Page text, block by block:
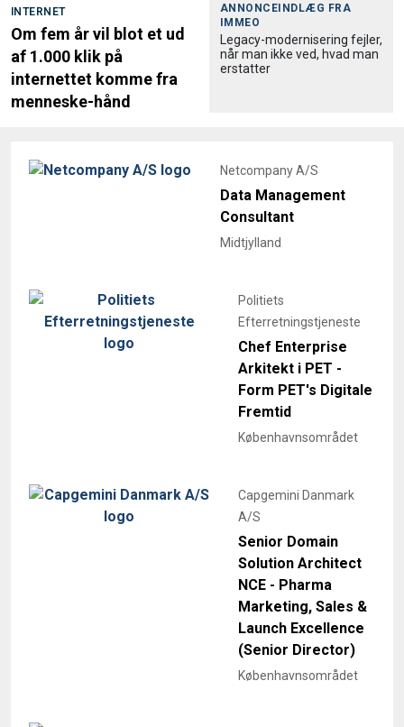
INTERNET
Om fem år vil blot et ud
af 1.000 klik på
internettet komme fra
menneske-hånd
ANNONCEINDLÆG FRA
IMMEO
Legacy-modernisering fejler,
når man ikke ved, hvad man
erstatter
Netcompany A/S
Data Management
Consultant
Midtjylland
Politiets
Efterretningstjeneste
Chef Enterprise
Arkitekt i PET -
Form PET's Digitale
Fremtid
Københavnsområdet
Capgemini Danmark
A/S
Senior Domain
Solution Architect
NCE - Pharma
Marketing, Sales &
Launch Excellence
(Senior Director)
Københavnsområdet